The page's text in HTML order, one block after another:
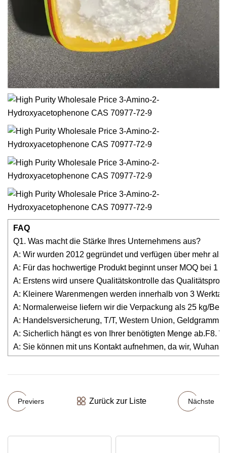
FAQ
Q1. Was macht die Stärke Ihres Unternehmens aus?
A: Wir wurden 2012 gegründet und verfügen über mehr
A: Für das hochwertige Produkt beginnt unser MOQ bei 1
A: Erstens wird unsere Qualitätskontrolle das
A: Kleinere Warenmengen werden innerhalb von 3
A: Normalerweise liefern wir die Verpackung als 25 kg/
A: Handelsversicherung, T/T, Western Union,
A: Sicherlich hängt es von Ihrer benötigten Menge ab.F8.
A: Sie können mit uns Kontakt aufnehmen, da wir, Wuhan
Previers Zurück zur Liste Nächste